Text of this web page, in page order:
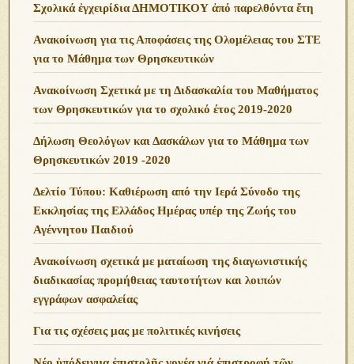
Σχολικά ἐγχειρίδια ΔΗΜΟΤΙΚΟΥ ἀπό παρελθόντα ἔτη
Ανακοίνωση για τις Αποφάσεις της Ολομέλειας του ΣΤΕ
για το Μάθημα των Θρησκευτικών
Ανακοίνωση Σχετικά με τη Διδασκαλία του Μαθήματος
των Θρησκευτικών για το σχολικό έτος 2019-2020
Δήλωση Θεολόγων και Δασκάλων για το Μάθημα των
Θρησκευτικών 2019 -2020
Δελτίο Τύπου: Καθιέρωση από την Ιερά Σύνοδο της
Εκκλησίας της Ελλάδος Ημέρας υπέρ της Ζωής του
Αγέννητου Παιδιού
Ανακοίνωση σχετικά με ματαίωση της διαγωνιστικής
διαδικασίας προμήθειας ταυτοτήτων και λοιπών
εγγράφων ασφαλείας
Για τις σχέσεις μας με πολιτικές κινήσεις